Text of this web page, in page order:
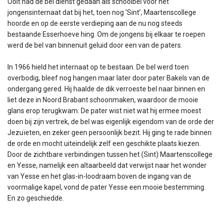
jongensinternaat dat bij het, toen nog ‘Sint’, Maartenscollege
hoorde en op de eerste verdieping aan de nu nog steeds
bestaande Esserhoeve hing. Om de jongens bij elkaar te roepen
werd de bel van binnenuit geluid door een van de paters.
In 1966 hield het internaat op te bestaan. De bel werd toen
overbodig, bleef nog hangen maar later door pater Bakels van de
ondergang gered. Hij haalde de dik verroeste bel naar binnen en
liet deze in Noord Brabant schoonmaken, waardoor de mooie
glans erop terugkwam. De pater wist niet wat hij ermee moest
doen bij zijn vertrek, de bel was eigenlijk eigendom van de orde der
Jezuïeten, en zeker geen persoonlijk bezit. Hij ging te rade binnen
de orde en mocht uiteindelijk zelf een geschikte plaats kiezen.
Door de zichtbare verbindingen tussen het (Sint) Maartenscollege
en Yesse, namelijk een altaarbeeld dat verwijst naar het wonder
van Yesse en het glas-in-loodraam boven de ingang van de
voormalige kapel, vond de pater Yesse een mooie bestemming.
En zo geschiedde.